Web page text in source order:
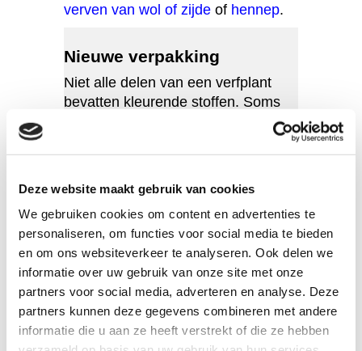
Deze website maakt gebruik van cookies
We gebruiken cookies om content en advertenties te
personaliseren, om functies voor social media te bieden
en om ons websiteverkeer te analyseren. Ook delen we
informatie over uw gebruik van onze site met onze
partners voor social media, adverteren en analyse. Deze
partners kunnen deze gegevens combineren met andere
informatie die u aan ze heeft verstrekt of die ze hebben
verven van wol of zijde of hennep.
Nieuwe verpakking
Niet alle delen van een verfplant
bevatten kleurende stoffen. Soms
zijn die enkel aanwezig in het blad
(zoals bijv. bij indigo), soms in de
wortel of een ander gedeelte. Veel
de kleurende delen fijn te malen of
te hakken. Hier is uitstekend mee te
verven, maar een
dergelijke verpakking bevat ook
altijd plantendelen die niet of minder
kleuren. Niet alle delen van de
meekrapwortel bevatten
bijvoorbeeld evenveel alizarine, het